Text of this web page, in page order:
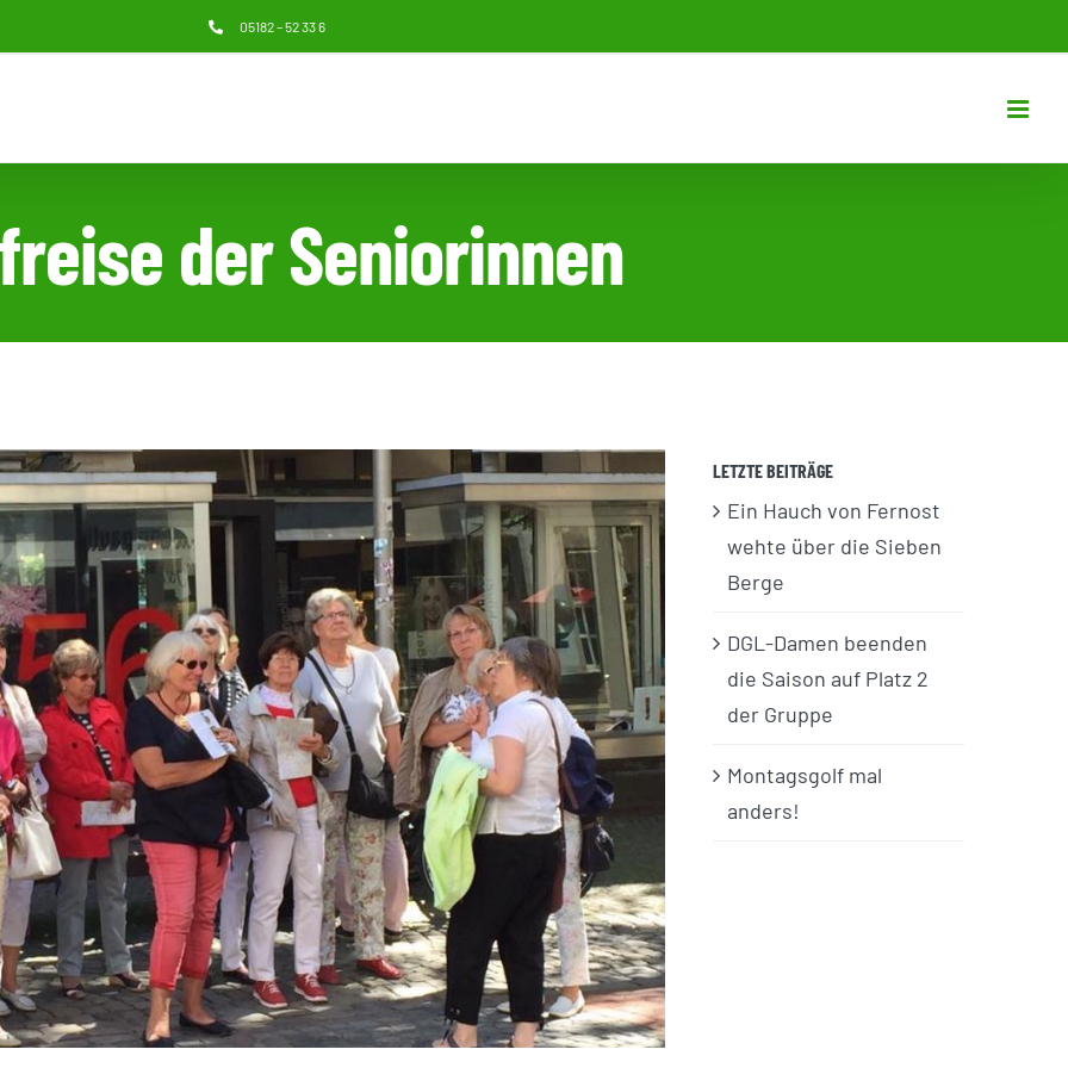
05182 – 52 33 6
der Seniorinnen
LETZTE BEITRÄGE
Ein Hauch von Fernost
wehte über die Sieben
Berge
DGL-Damen beenden
die Saison auf Platz 2
der Gruppe
Montagsgolf mal
anders!